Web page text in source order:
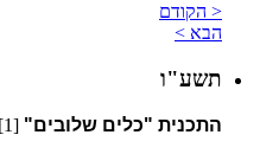
< הקודם
הבא >
תשע"ו
התכנית "כלים שלובים" [1]